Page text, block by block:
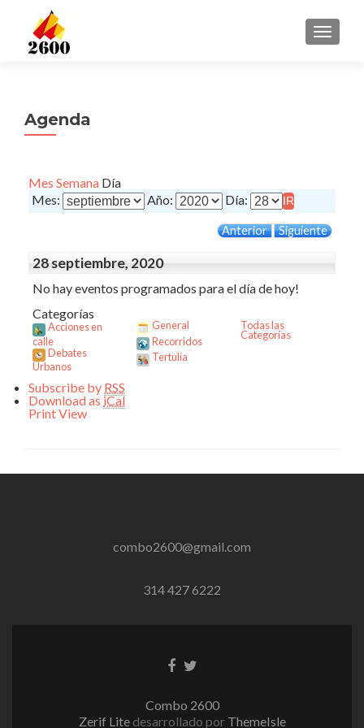
Agenda
Mes Semana Día
Mes:
Año: Día:
Anterior Siguiente
28 septiembre, 2020
No hay eventos programados para el día de hoy!
Categorías
Acciones en
calle
Debates
Urbanos
General
Recorridos
Tertulia
Todas las
Categorías
Subscribe by RSS
Download as iCal
PrintView
combo2600@gmail.com
314 427 6222
EnlaceEnlace
Combo 2600
Zerif Lite desarrollado por ThemeIsle